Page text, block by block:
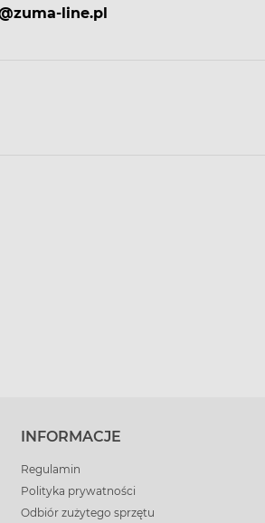
line.pl
INFORMACJE
Regulamin
Polityka prywatności
Odbiór zużytego sprzętu